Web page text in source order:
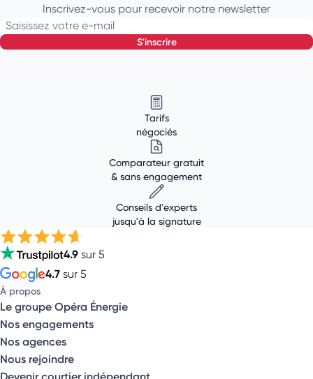
Inscrivez-vous pour recevoir notre newsletter
Saisissez votre e-mail
s'inscrire
Tarifs
négociés
Comparateur gratuit
& sans engagement
Conseils d'experts
jusqu'à la signature
4.9 sur 5
4.7 sur 5
À propos
Le groupe Opéra Énergie
Nos engagements
Nos agences
Nous rejoindre
Devenir courtier indépendant